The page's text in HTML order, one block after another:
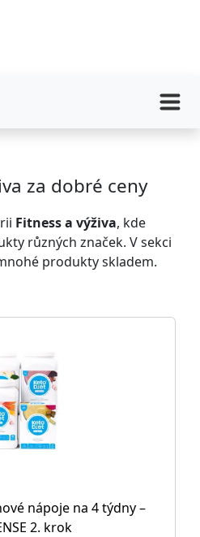
za dobré ceny
Fitness a výživa, kde
různých značek. V sekci
produkty skladem.
nápoje na 4 týdny –
2. krok